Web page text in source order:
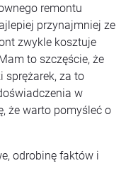
remontu
przynajmniej ze
zwykle kosztuje
to szczęście, że
sprężarek, za to
w
że warto pomyśleć o
odrobinę faktów i